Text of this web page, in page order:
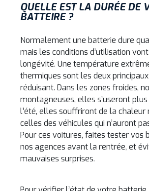
QUELLE EST LA DURÉE DE
BATTEIRE ?
Normalement une batterie dure
mais les conditions d’utilisation
longévité. Une température
thermiques sont les deux
réduisant. Dans les zones froides,
montagneuses, elles s’useront
l’été, elles souffriront de la
celles des véhicules qui n’auront
Pour ces voitures, faites tester vos
nos agences avant la rentrée, et
mauvaises surprises.